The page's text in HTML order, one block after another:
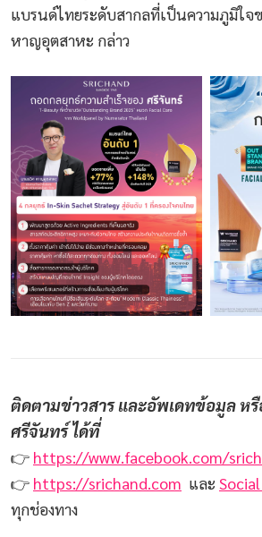
แบรนด์ไทยระดับสากลที่เป็นความภูมิใจ
หาญอุตสาหะ กล่าว
ติดตามข่าวสาร และอัพเดทข้อมูล ห
ศรีจันทร์ ได้ที่
👉 https://www.facebook.com/
👉 https://srichand.com และ
ทุกช่องทาง